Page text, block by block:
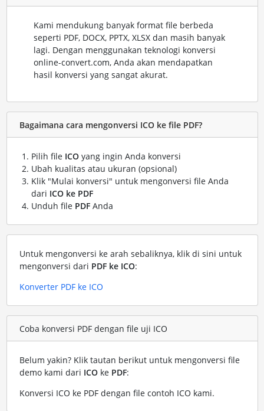
Kami mendukung banyak format file berbeda
seperti PDF, DOCX, PPTX, XLSX dan masih banyak
lagi. Dengan menggunakan teknologi konversi
online-convert.com, Anda akan mendapatkan
hasil konversi yang sangat akurat.
Bagaimana cara mengonversi ICO ke file PDF?
Pilih file ICOyang ingin Anda konversi
Ubah kualitas atau ukuran (opsional)
Klik "Mulai konversi" untuk mengonversi file Anda
dari ICO ke PDF
Unduh file PDFAnda
Untuk mengonversi ke arah sebaliknya, klik di sini untuk
mengonversi dari PDF ke ICO:
Konverter PDF ke ICO
Coba konversi PDF dengan file uji ICO
Belum yakin? Klik tautan berikut untuk mengonversi file
demo kami dari ICOke PDF:
Konversi ICO ke PDF dengan file contoh ICO kami.